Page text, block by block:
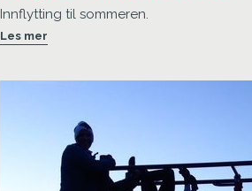
Innflytting til sommeren.
Les mer